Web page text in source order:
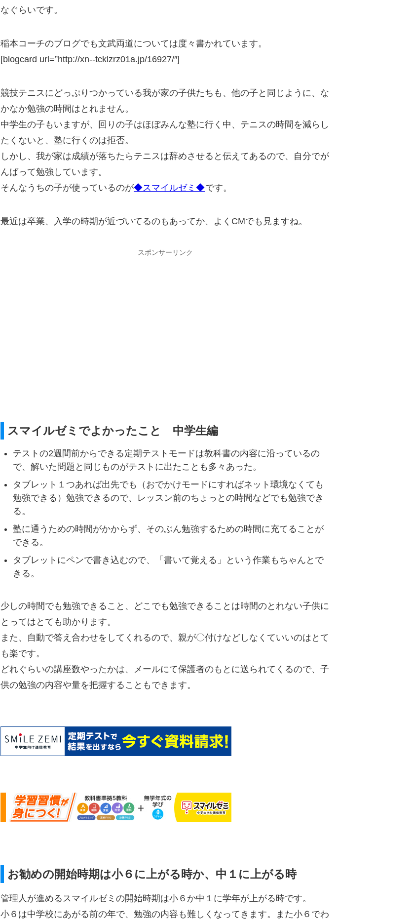
なぐらいです。
稲本コーチのブログでも文武両道については度々書かれています。
[blogcard url=”http://xn--tcklzrz01a.jp/16927/″]
競技テニスにどっぷりつかっている我が家の子供たちも、他の子と同じように、な
かなか勉強の時間はとれません。
中学生の子もいますが、回りの子はほぼみんな塾に行く中、テニスの時間を減らし
たくないと、塾に行くのは拒否。
しかし、我が家は成績が落ちたらテニスは辞めさせると伝えてあるので、自分でが
んばって勉強しています。
そんなうちの子が使っているのが◆スマイルゼミ◆です。
最近は卒業、入学の時期が近づいてるのもあってか、よくCMでも見ますね。
スポンサーリンク
スマイルゼミでよかったこと 中学生編
テストの2週間前からできる定期テストモードは教科書の内容に沿っているの
で、解いた問題と同じものがテストに出たことも多々あった。
タブレット１つあれば出先でも（おでかけモードにすればネット環境なくても
勉強できる）勉強できるので、レッスン前のちょっとの時間などでも勉強でき
る。
塾に通うための時間がかからず、そのぶん勉強するための時間に充てることが
できる。
タブレットにペンで書き込むので、「書いて覚える」という作業もちゃんとで
きる。
少しの時間でも勉強できること、どこでも勉強できることは時間のとれない子供に
とってはとても助かります。
また、自動で答え合わせをしてくれるので、親が〇付けなどしなくていいのはとて
も楽です。
どれぐらいの講座数やったかは、メールにて保護者のもとに送られてくるので、子
供の勉強の内容や量を把握することもできます。
お勧めの開始時期は小６に上がる時か、中１に上がる時
管理人が進めるスマイルゼミの開始時期は小６か中１に学年が上がる時です。
小６は中学校にあがる前の年で、勉強の内容も難しくなってきます。また小６でわ